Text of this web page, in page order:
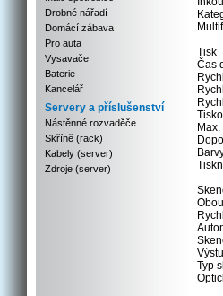
Drobné nářadí
Domácí zábava
Pro auta
Vysavače
Baterie
Kancelář
Servery a příslušenství
Nástěnné rozvaděče
Skříně (rack)
Kabely (server)
Zdroje (server)
Tisk
Čas
Typ